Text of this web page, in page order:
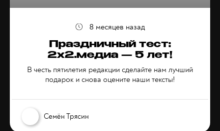
Праздничный тест:
2х2.медиа — 5 лет!
В честь пятилетия редакции сделайте нам лучший
подарок и снова оцените наши тексты!
Семён Трясин
8 месяцев назад